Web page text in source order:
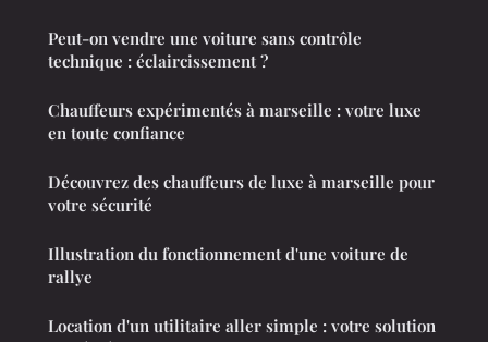
Peut-on vendre une voiture sans contrôle
technique : éclaircissement ?
Chauffeurs expérimentés à marseille : votre luxe
en toute confiance
Découvrez des chauffeurs de luxe à marseille pour
votre sécurité
Illustration du fonctionnement d'une voiture de
rallye
Location d'un utilitaire aller simple : votre solution